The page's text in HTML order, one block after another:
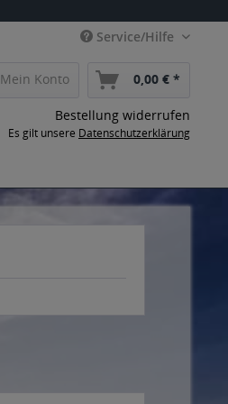
Service/Hilfe
Mein Konto 0,00 € *
Bestellung widerrufen
Es gilt unsere Datenschutzerklärung